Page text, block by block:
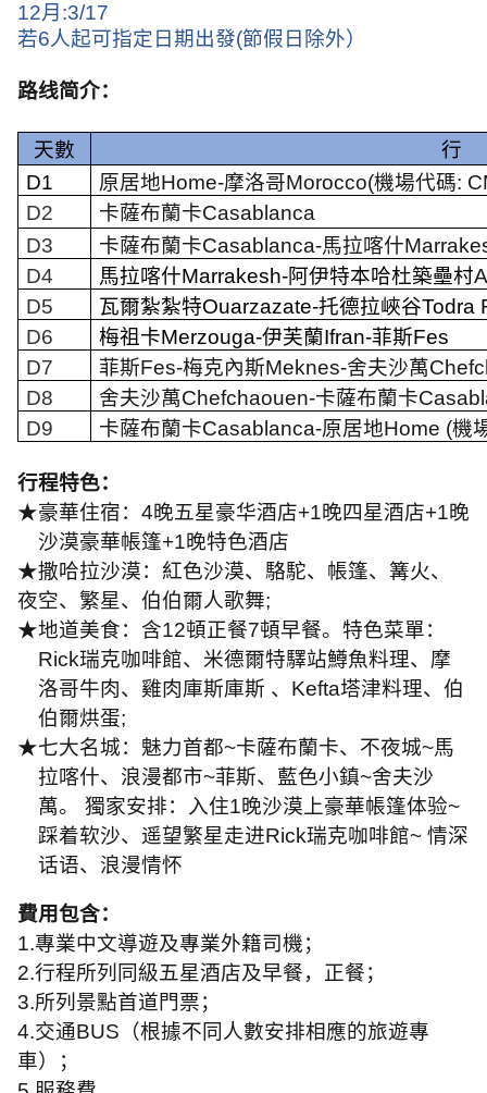
12月 :3/17
若6人起可指定日期出發(節假日除外）
路线简介：
天數
行
D1
原居地Home-摩洛哥Morocco(機場代碼:
D2
卡薩布蘭卡Casablanca
D3
卡薩布蘭卡Casablanca-馬拉喀什
D4
馬拉喀什Marrakesh-阿伊特本哈杜築壘村
D5
瓦爾紮紮特Ouarzazate-托德拉峽谷Todra
D6
梅祖卡Merzouga-伊芙蘭Ifran-菲斯Fes
D7
菲斯Fes-梅克內斯Meknes-舍夫沙萬
D8
舍夫沙萬Chefchaouen-卡薩布蘭卡
D9
卡薩布蘭卡Casablanca-原居地Home (機
行程特色：
★豪華住宿： 4晚五星豪华酒店+1晚四星酒店+1晚
沙漠豪華帳篷+1晚特色酒店
★撒哈拉沙漠：紅色沙漠、駱駝、帳篷、篝火、
夜空、繁星、伯伯爾人歌舞;
★地道美食：含12頓正餐7頓早餐。特色菜單：
Rick瑞克咖啡館、米德爾特驛站鱒魚料理、摩
洛哥牛肉、雞肉庫斯庫斯 、 Kefta塔津料理、伯
伯爾烘蛋;
★七大名城：魅力首都~卡薩布蘭卡、不夜城~馬
拉喀什、浪漫都市~菲斯、藍色小鎮~舍夫沙
萬。 獨家安排：入住1晚沙漠上豪華帳篷体验~
踩着软沙、遥望繁星走进Rick瑞克咖啡館~ 情深
话语、浪漫情怀
費用包含：
1.專業中文導遊及專業外籍司機；
2.行程所列同級五星酒店及早餐，正餐；
3.所列景點首道門票；
4.交通BUS （根據不同人數安排相應的旅遊專
車）；